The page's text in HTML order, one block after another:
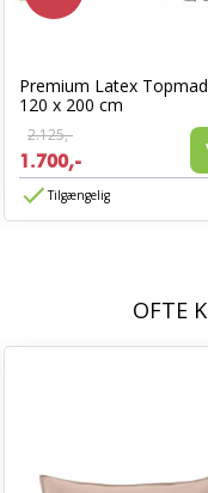
Premium Latex
120 x 200 cm
2.125,-
1.700,-
Tilgængelig
OFTE